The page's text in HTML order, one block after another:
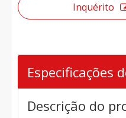
Inquérito
Especificações
Descrição do